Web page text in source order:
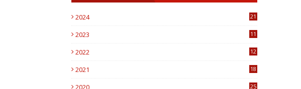
2024 21
2023
11
2022
12
2021
18
2020 25